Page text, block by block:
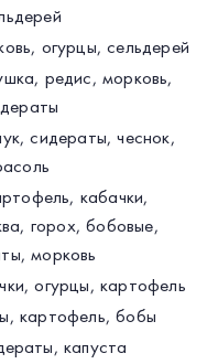
огурцы, сельдерей
редис, морковь,
сидераты, чеснок,
кабачки,
горох, бобовые,
морковь
огурцы, картофель
картофель, бобы
капуста